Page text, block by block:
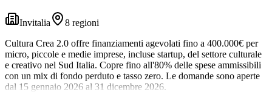
Invitalia
8 regioni
Cultura Crea 2.0 offre finanziamenti agevolati fino a 400.000€ per
micro, piccole e medie imprese, incluse startup, del settore culturale
e creativo nel Sud Italia. Copre fino all'80% delle spese ammissibili
con un mix di fondo perduto e tasso zero. Le domande sono aperte
dal 15 gennaio 2026 al 31 dicembre 2026.